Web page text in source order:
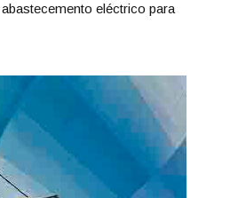
eléctrico para